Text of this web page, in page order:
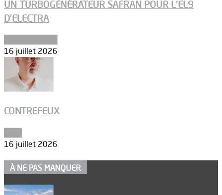
UN TURBOGÉNÉRATEUR SAFRAN POUR L’EL9
D’ELECTRA
16 juillet 2026
CONTREFEUX
16 juillet 2026
À NE PAS MANQUER